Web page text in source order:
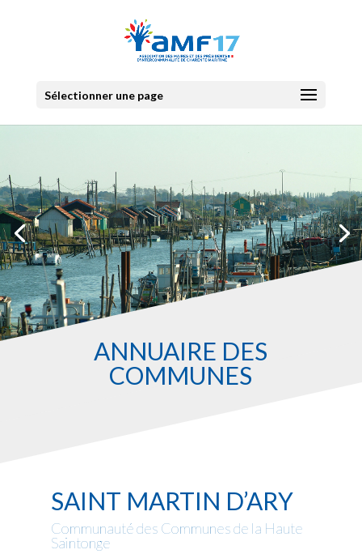
Sélectionner une page
ANNUAIRE DES
COMMUNES
SAINT MARTIN D’ARY
Communauté des Communes de la Haute
Saintonge